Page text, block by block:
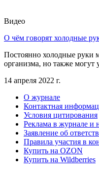
Видео
О чём говорят холодные
Постоянно холодные руки
организма, но также могут
14 апреля 2022 г.
О журнале
Контактная
Условия цитирования
Реклама в журнале и
Заявление об
Правила участия в
Купить на OZON
Купить на Wildberries